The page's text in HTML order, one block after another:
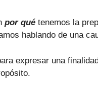
por qué tenemos la
hablando de una
expresar una